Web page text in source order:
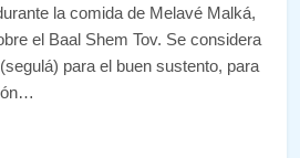
la comida de Melavé Malká,
el Baal Shem Tov. Se considera
para el buen sustento, para